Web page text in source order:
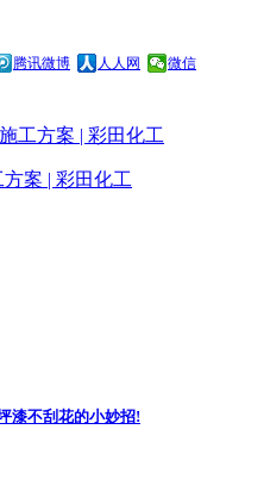
腾讯微博 人人网 微信
工方案 | 彩田化工
案 | 彩田化工
漆不刮花的小妙招!